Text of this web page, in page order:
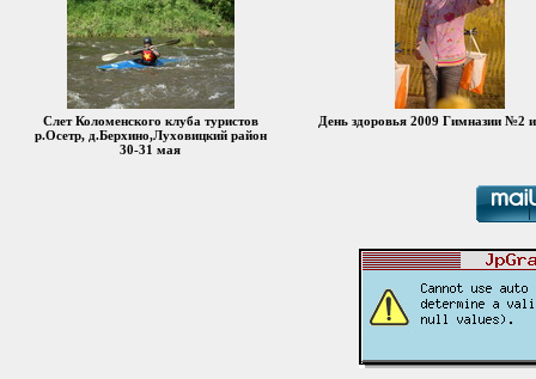
Слет Коломенского клуба туристов
р.Осетр, д.Берхино,Луховицкий район
30-31 мая
День здоровья 2009 Гимназии